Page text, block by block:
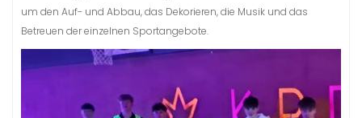
um den Auf- und Abbau, das Dekorieren, die Musik und das
Betreuen der einzelnen Sportangebote.